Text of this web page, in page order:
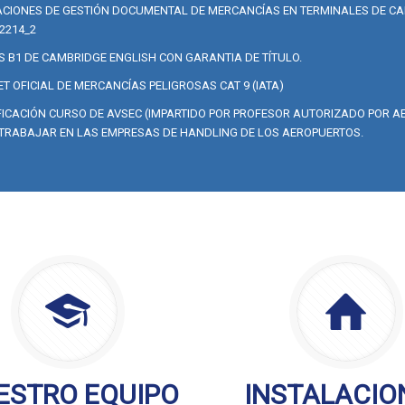
DE GESTIÓN DOCUMENTAL DE MERCANCÍAS EN TERMINALES DE
B1 DE CAMBRIDGE ENGLISH CON GARANTIA DE TÍTULO.
OFICIAL DE MERCANCÍAS PELIGROSAS CAT 9 (IATA)
CURSO DE AVSEC (IMPARTIDO POR PROFESOR AUTORIZADO POR
EN LAS EMPRESAS DE HANDLING DE LOS AEROPUERTOS.
EQUIPO